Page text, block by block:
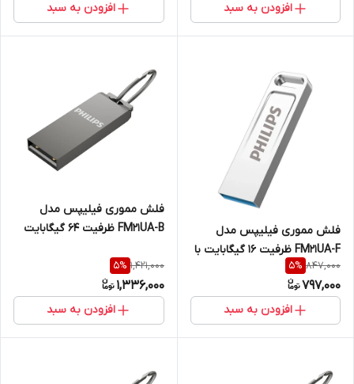
افزودن به سبد افزودن به سبد
فلش مموری فیلیپس مدل
FM21UA-F ظرفیت 16 گیگابایت با
رابط USB 2.0
847,000
5%
797,000
افزودن به سبد
فلش مموری فیلیپس مدل
FM21UA-B ظرفیت 64 گیگابایت
1,421,000
5%
1,336,000
افزودن به سبد